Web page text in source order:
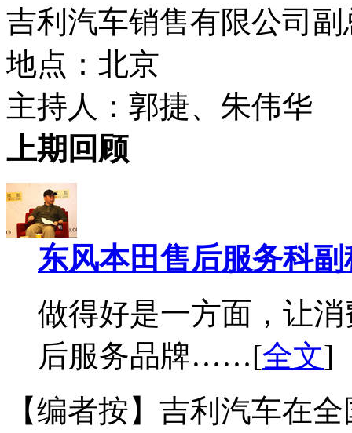
吉利汽车销售有限公司
地点：北京
主持人：郭捷、朱伟华
上期回顾
东风本田售后服务科
做得好是一方面，让
后服务品牌……[全文]
【编者按】吉利汽车在